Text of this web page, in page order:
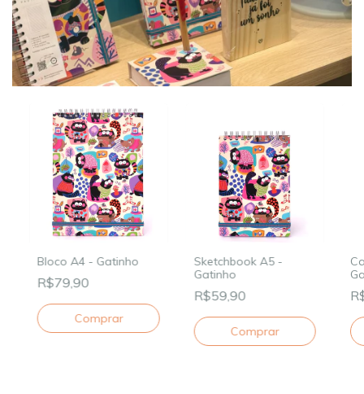
Bloco A4 - Gatinho
R$79,90
Sketchbook A5 -
Gatinho
R$59,90